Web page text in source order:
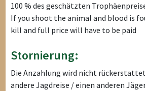
100 % des geschätzten
If you shoot the animal and blood is
kill and full price will have to be paid
Stornierung:
Die Anzahlung wird nicht
andere Jagdreise / einen anderen